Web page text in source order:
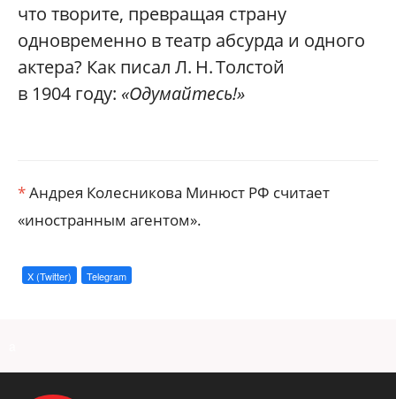
что творите, превращая страну
одновременно в театр абсурда и одного
актера? Как писал Л. Н. Толстой
в 1904 году: «Одумайтесь!»
*Андрея Колесникова Минюст РФ считает
«иностранным агентом».
X (Twitter) Telegram